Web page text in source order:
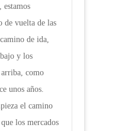
estamos
de vuelta de las
de ida,
y los
arriba, como
unos años.
el camino
los mercados